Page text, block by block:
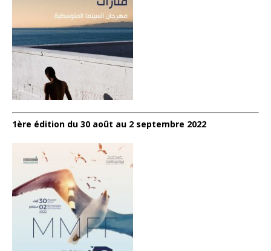
1ère édition du 30 août au 2 septembre 2022